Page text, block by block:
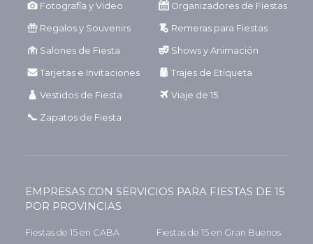
Fotografía y Video Organizadores de Fiestas
Regalos y Souvenirs Remeras para Fiestas
Salones de Fiesta Shows y Animación
Tarjetas e Invitaciones Trajes de Etiqueta
Vestidos de Fiesta Viaje de 15
Zapatos de Fiesta
EMPRESAS CON SERVICIOS PARA FIESTAS DE 15
POR PROVINCIAS
Fiestas de 15 en CABA
Fiestas de 15 en Gran Buenos